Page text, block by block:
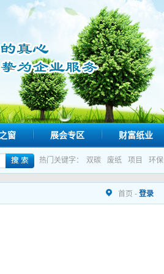
窗 展会专区 财富纸业
热门关键字： 双碳 废纸 项目 环保
首页 - 登录